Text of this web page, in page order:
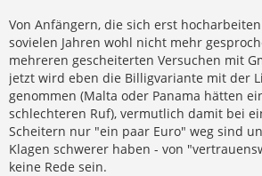
Von Anfängern, die sich erst
sovielen Jahren wohl nicht mehr
mehreren gescheiterten Versuchen mit
jetzt wird eben die Billigvariante mit der
genommen (Malta oder Panama hätten
schlechteren Ruf), vermutlich damit bei
Scheitern nur "ein paar Euro" weg sind
Klagen schwerer haben - von
keine Rede sein.